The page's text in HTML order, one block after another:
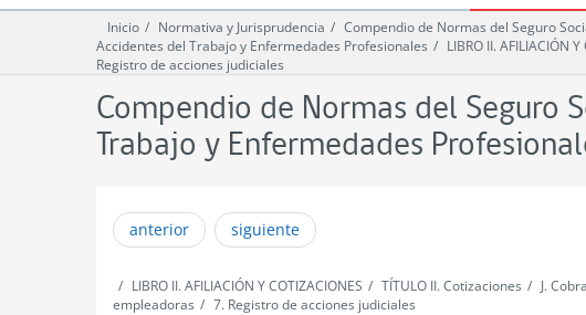
Inicio Normativa y Jurisprudencia Compendio de Normas del Seguro
Accidentes del Trabajo y Enfermedades Profesionales
LIBRO II. AFILIACIÓN
Registro de acciones judiciales
Compendio de Normas del Seguro
Trabajo y Enfermedades
anterior siguiente
LIBRO II. AFILIACIÓN Y COTIZACIONES TÍTULO II. Cotizaciones
J.
empleadoras
7. Registro de acciones judiciales